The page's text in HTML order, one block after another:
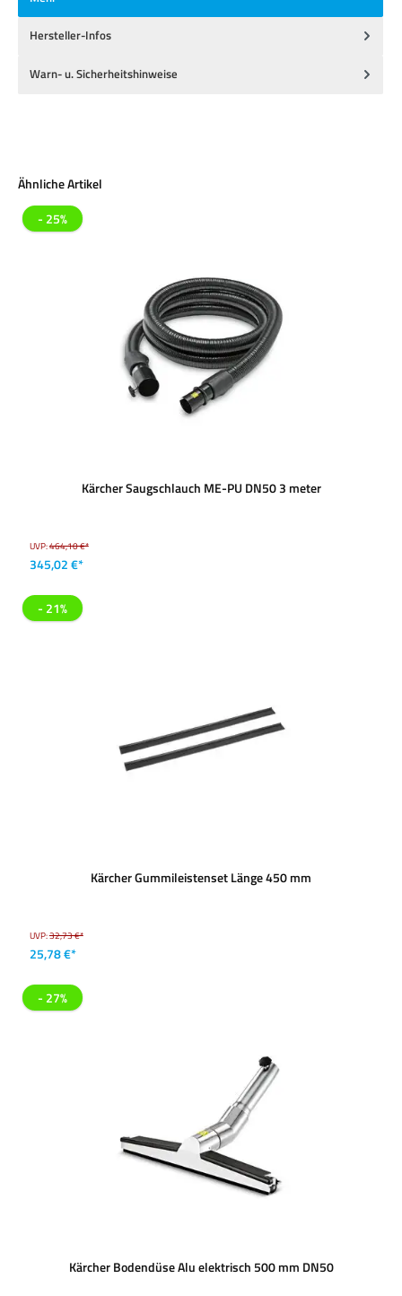
Hersteller-Infos
Warn- u. Sicherheitshinweise
Produktgalerie überspringen
Ähnliche Artikel
- 25%
Kärcher Saugschlauch ME-PU DN50 3 meter
UVP:464,10 €*
345,02 €*
- 21%
Kärcher Gummileistenset Länge 450 mm
UVP:32,73 €*
25,78 €*
- 27%
Kärcher Bodendüse Alu elektrisch 500 mm DN50